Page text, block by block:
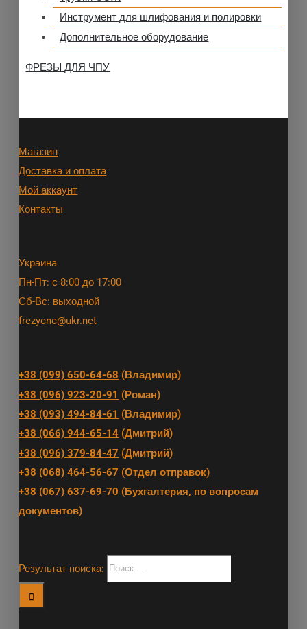
Инструмент для шлифования и полировки
Дополнительное оборудование
ФРЕЗЫ ДЛЯ ЧПУ
Магазин
Доставка и оплата
Мой аккаунт
Контакты
Украина
Пн-Пт: с 8:00 до 17:00
Сб-Вс: выходной
frezycnc@ukr.net
+38 (099) 650-64-68 (Владимир)
+38 (096) 923-20-91 (Роман)
+38 (093) 494-84-61 (Владимир)
+38 (066) 944-65-14 (Дмитрий)
+38 (096) 379-84-47 (Дмитрий)
+38 (068) 464-56-67 (Отдел отправок)
+38 (067) 637-69-70 (Бухгалтерия, по вопросам
документов)
Результат поиска: